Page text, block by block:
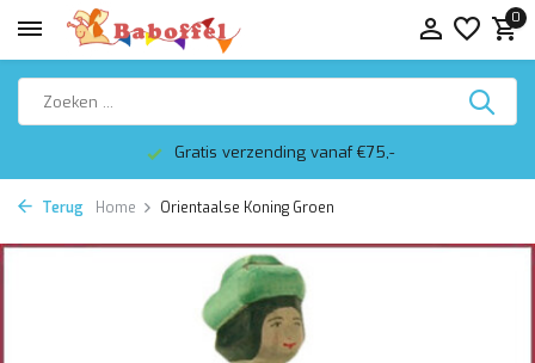
0
Gratis verzending vanaf €75,-
Terug Home Orientaalse Koning Groen